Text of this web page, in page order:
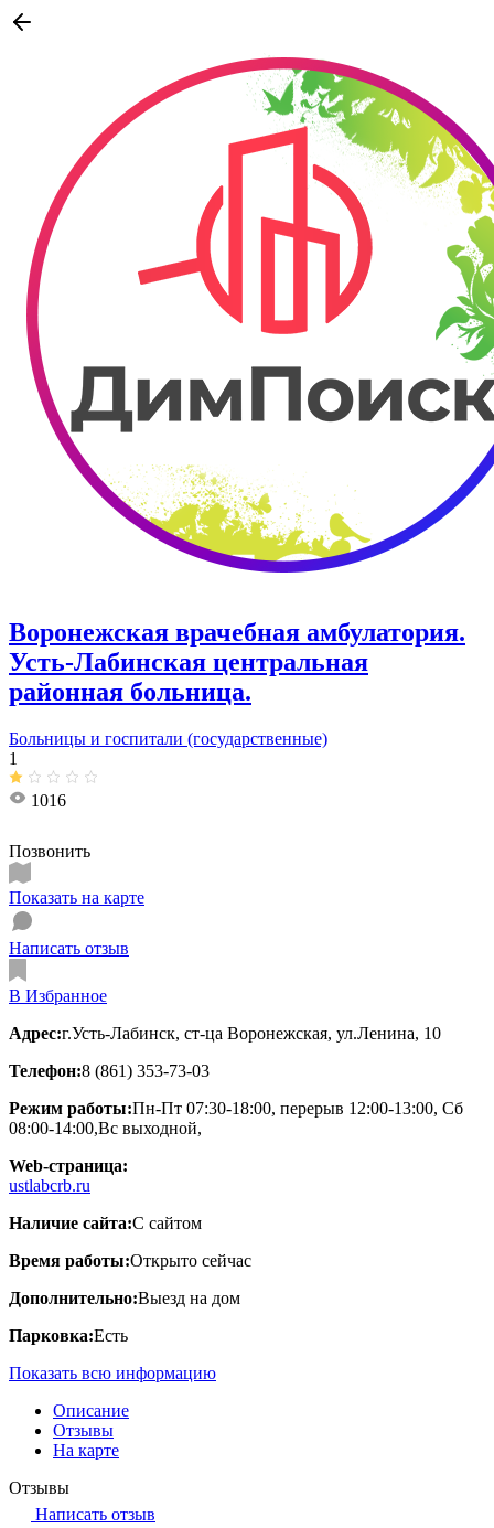
Воронежская врачебная амбулатория.
Усть-Лабинская центральная
районная больница.
Больницы и госпитали (государственные)
1
1016
Позвонить
Показать на карте
Написать отзыв
В Избранное
Адрес:г.Усть-Лабинск, ст-ца Воронежская, ул.Ленина, 10
Телефон:8 (861) 353-73-03
Режим работы:Пн-Пт 07:30-18:00, перерыв 12:00-13:00, Сб
08:00-14:00,Вс выходной,
Web-страница:
ustlabcrb.ru
Наличие сайта:С сайтом
Время работы:Открыто сейчас
Дополнительно:Выезд на дом
Парковка:Есть
Показать всю информацию
Описание
Отзывы
На карте
Отзывы
Написать отзыв